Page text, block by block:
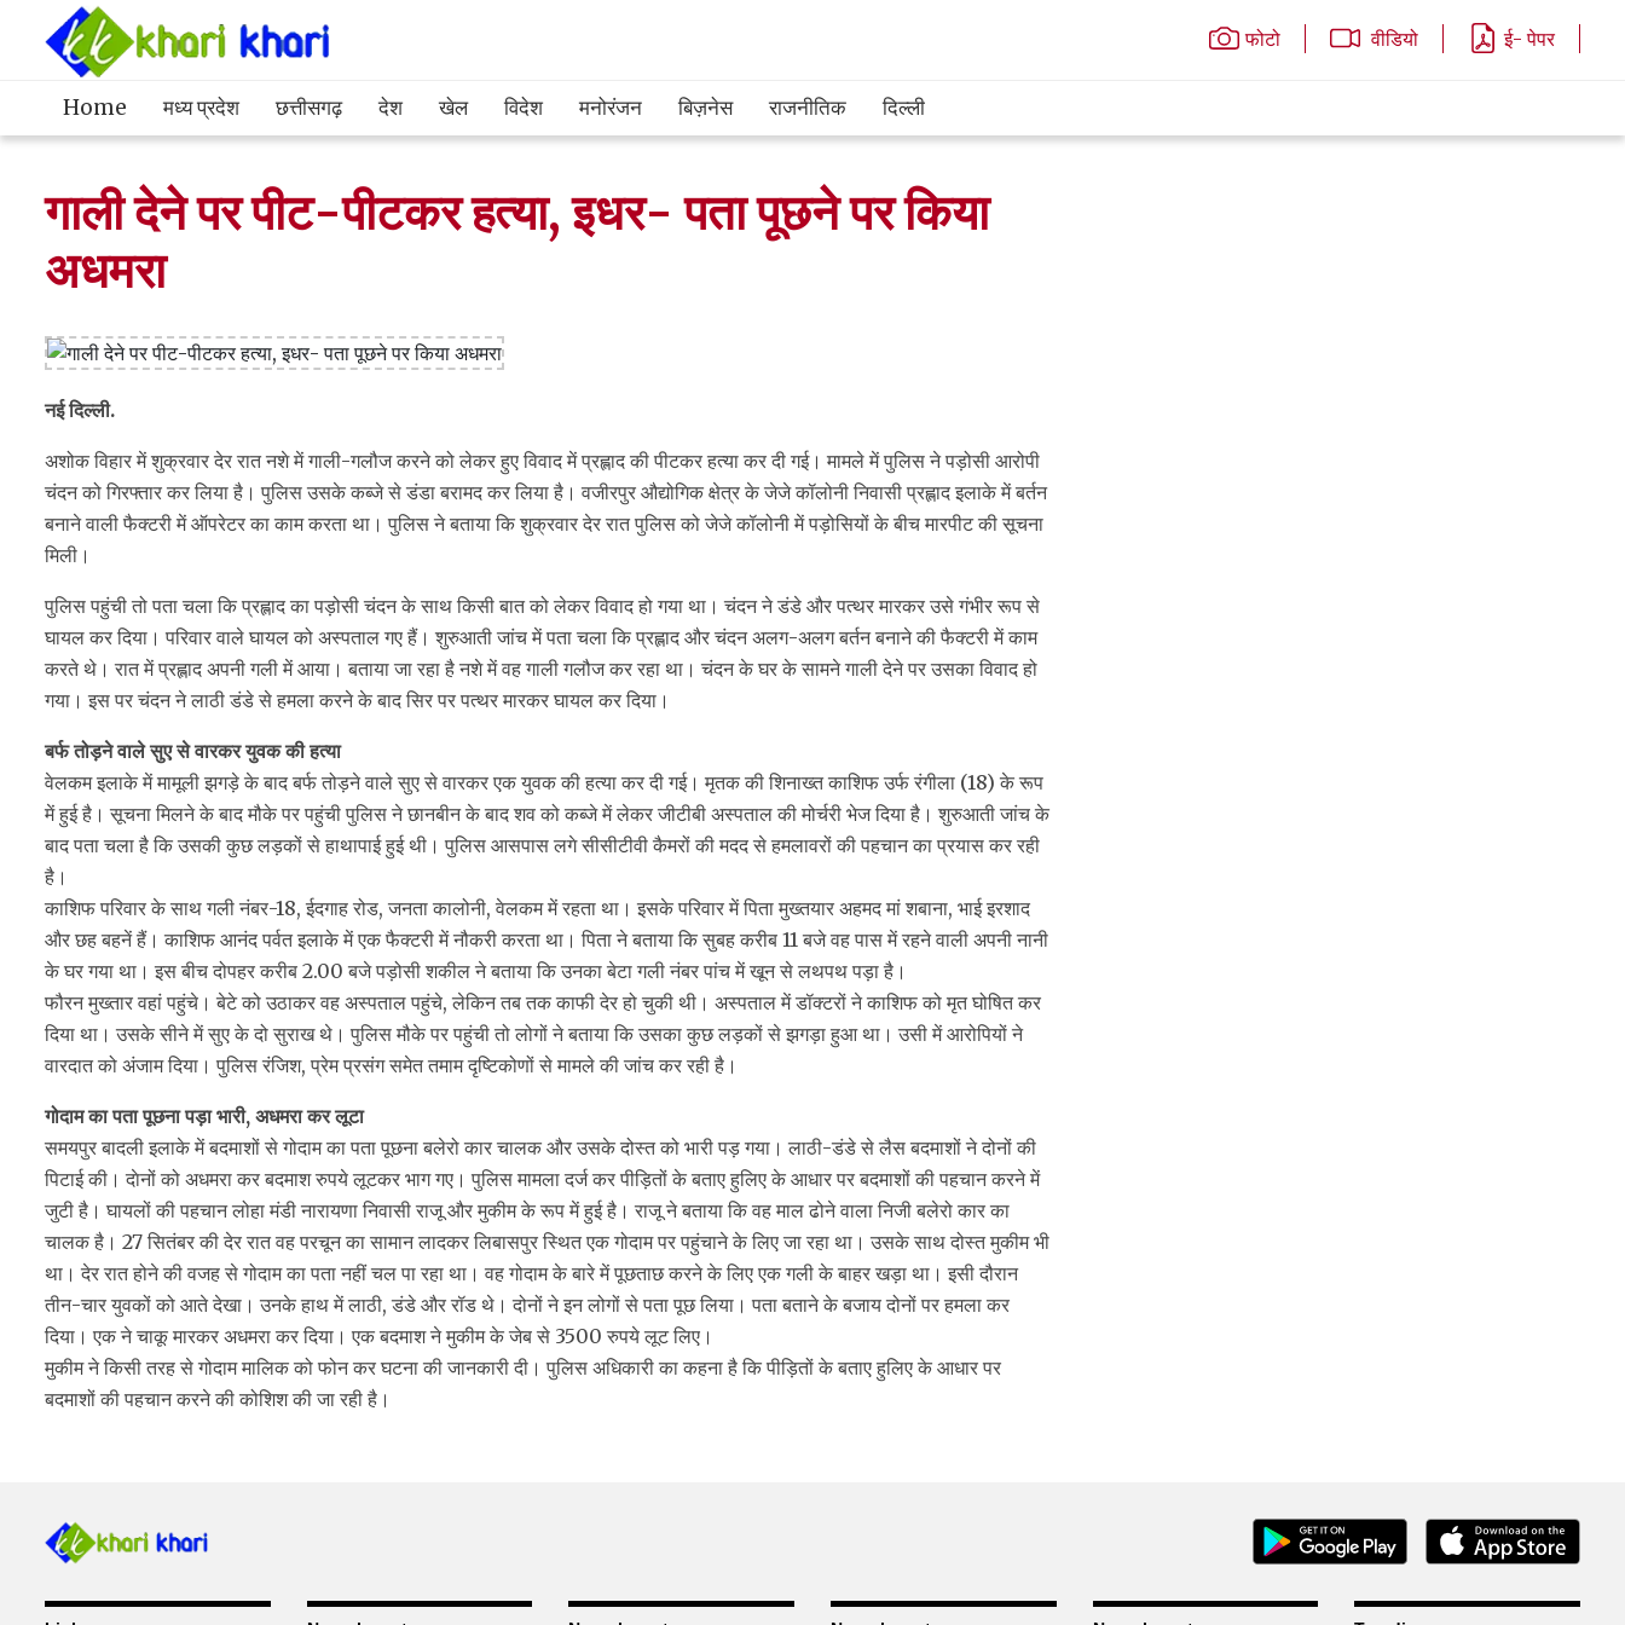
फोटो वीडियो ई- पेपर
Home मध्य प्रदेश छत्तीसगढ़ देश खेल विदेश मनोरंजन बिज़नेस राजनीतिक दिल्ली
गाली देने पर पीट-पीटकर हत्या, इधर- पता पूछने पर किया
अधमरा
नई दिल्ली.
अशोक विहार में शुक्रवार देर रात नशे में गाली-गलौज करने को लेकर हुए विवाद में प्रह्लाद की पीटकर हत्या कर दी गई। मामले में पुलिस ने पड़ोसी आरोपी
चंदन को गिरफ्तार कर लिया है। पुलिस उसके कब्जे से डंडा बरामद कर लिया है। वजीरपुर औद्योगिक क्षेत्र के जेजे कॉलोनी निवासी प्रह्लाद इलाके में बर्तन
बनाने वाली फैक्टरी में ऑपरेटर का काम करता था। पुलिस ने बताया कि शुक्रवार देर रात पुलिस को जेजे कॉलोनी में पड़ोसियों के बीच मारपीट की सूचना
मिली।
पुलिस पहुंची तो पता चला कि प्रह्लाद का पड़ोसी चंदन के साथ किसी बात को लेकर विवाद हो गया था। चंदन ने डंडे और पत्थर मारकर उसे गंभीर रूप से
घायल कर दिया। परिवार वाले घायल को अस्पताल गए हैं। शुरुआती जांच में पता चला कि प्रह्लाद और चंदन अलग-अलग बर्तन बनाने की फैक्टरी में काम
करते थे। रात में प्रह्लाद अपनी गली में आया। बताया जा रहा है नशे में वह गाली गलौज कर रहा था। चंदन के घर के सामने गाली देने पर उसका विवाद हो
गया। इस पर चंदन ने लाठी डंडे से हमला करने के बाद सिर पर पत्थर मारकर घायल कर दिया।
बर्फ तोड़ने वाले सुए से वारकर युवक की हत्या
वेलकम इलाके में मामूली झगड़े के बाद बर्फ तोड़ने वाले सुए से वारकर एक युवक की हत्या कर दी गई। मृतक की शिनाख्त काशिफ उर्फ रंगीला (18) के रूप
में हुई है। सूचना मिलने के बाद मौके पर पहुंची पुलिस ने छानबीन के बाद शव को कब्जे में लेकर जीटीबी अस्पताल की मोर्चरी भेज दिया है। शुरुआती जांच के
बाद पता चला है कि उसकी कुछ लड़कों से हाथापाई हुई थी। पुलिस आसपास लगे सीसीटीवी कैमरों की मदद से हमलावरों की पहचान का प्रयास कर रही
है।
काशिफ परिवार के साथ गली नंबर-18, ईदगाह रोड, जनता कालोनी, वेलकम में रहता था। इसके परिवार में पिता मुख्तयार अहमद मां शबाना, भाई इरशाद
और छह बहनें हैं। काशिफ आनंद पर्वत इलाके में एक फैक्टरी में नौकरी करता था। पिता ने बताया कि सुबह करीब 11 बजे वह पास में रहने वाली अपनी नानी
के घर गया था। इस बीच दोपहर करीब 2.00 बजे पड़ोसी शकील ने बताया कि उनका बेटा गली नंबर पांच में खून से लथपथ पड़ा है।
फौरन मुख्तार वहां पहुंचे। बेटे को उठाकर वह अस्पताल पहुंचे, लेकिन तब तक काफी देर हो चुकी थी। अस्पताल में डॉक्टरों ने काशिफ को मृत घोषित कर
दिया था। उसके सीने में सुए के दो सुराख थे। पुलिस मौके पर पहुंची तो लोगों ने बताया कि उसका कुछ लड़कों से झगड़ा हुआ था। उसी में आरोपियों ने
वारदात को अंजाम दिया। पुलिस रंजिश, प्रेम प्रसंग समेत तमाम दृष्टिकोणों से मामले की जांच कर रही है।
गोदाम का पता पूछना पड़ा भारी, अधमरा कर लूटा
समयपुर बादली इलाके में बदमाशों से गोदाम का पता पूछना बलेरो कार चालक और उसके दोस्त को भारी पड़ गया। लाठी-डंडे से लैस बदमाशों ने दोनों की
पिटाई की। दाेनों को अधमरा कर बदमाश रुपये लूटकर भाग गए। पुलिस मामला दर्ज कर पीड़ितों के बताए हुलिए के आधार पर बदमाशों की पहचान करने में
जुटी है। घायलों की पहचान लोहा मंडी नारायणा निवासी राजू और मुकीम के रूप में हुई है। राजू ने बताया कि वह माल ढोने वाला निजी बलेरो कार का
चालक है। 27 सितंबर की देर रात वह परचून का सामान लादकर लिबासपुर स्थित एक गोदाम पर पहुंचाने के लिए जा रहा था। उसके साथ दोस्त मुकीम भी
था। देर रात होने की वजह से गोदाम का पता नहीं चल पा रहा था। वह गोदाम के बारे में पूछताछ करने के लिए एक गली के बाहर खड़ा था। इसी दौरान
तीन-चार युवकों को आते देखा। उनके हाथ में लाठी, डंडे और रॉड थे। दोनों ने इन लोगों से पता पूछ लिया। पता बताने के बजाय दोनों पर हमला कर
दिया। एक ने चाकू मारकर अधमरा कर दिया। एक बदमाश ने मुकीम के जेब से 3500 रुपये लूट लिए।
मुकीम ने किसी तरह से गोदाम मालिक को फोन कर घटना की जानकारी दी। पुलिस अधिकारी का कहना है कि पीड़ितों के बताए हुलिए के आधार पर
बदमाशों की पहचान करने की कोशिश की जा रही है।